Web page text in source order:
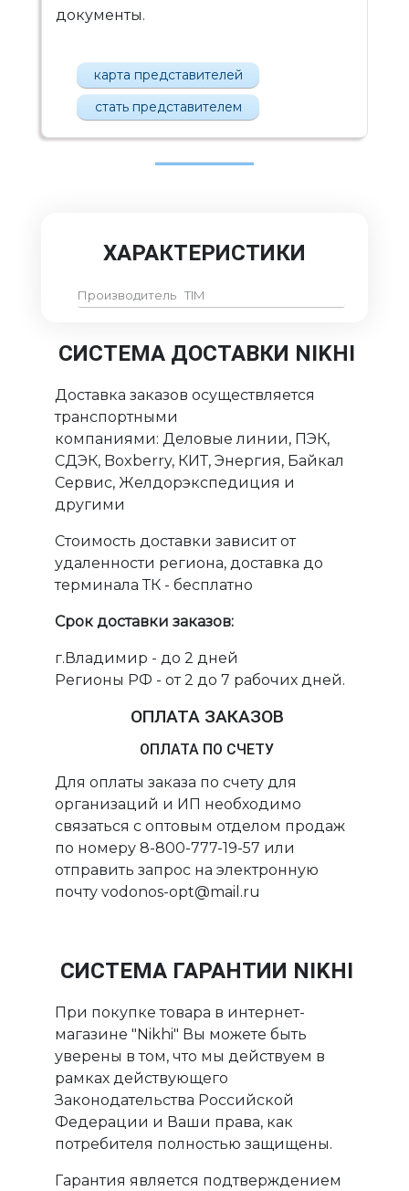
документы.
карта представителей
стать представителем
ХАРАКТЕРИСТИКИ
Производитель TIM
СИСТЕМА ДОСТАВКИ NIKHI
Доставка заказов осуществляется
транспортными
компаниями: Деловые линии, ПЭК,
СДЭК, Boxberry, КИТ, Энергия, Байкал
Сервис, Желдорэкспедиция и
другими
Стоимость доставки зависит от
удаленности региона, доставка до
терминала ТК - бесплатно
Срок доставки заказов:
г.Владимир - до 2 дней
Регионы РФ - от 2 до 7 рабочих дней.
ОПЛАТА ЗАКАЗОВ
ОПЛАТА ПО СЧЕТУ
Для оплаты заказа по счету для
организаций и ИП необходимо
связаться с оптовым отделом продаж
по номеру 8-800-777-19-57 или
отправить запрос на электронную
почту vodonos-opt@mail.ru
СИСТЕМА ГАРАНТИИ NIKHI
При покупке товара в интернет-
магазине "Nikhi" Вы можете быть
уверены в том, что мы действуем в
рамках действующего
Законодательства Российской
Федерации и Ваши права, как
потребителя полностью защищены.
Гарантия является подтверждением